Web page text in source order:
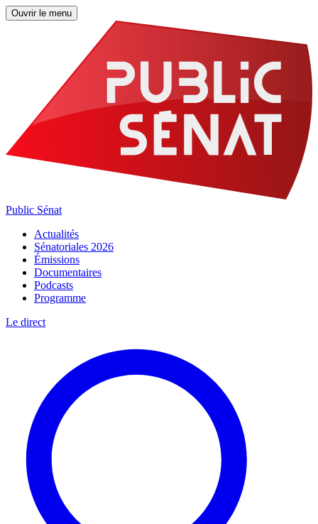
Ouvrir le menu
Public Sénat
Actualités
Sénatoriales 2026
Émissions
Documentaires
Podcasts
Programme
Le direct